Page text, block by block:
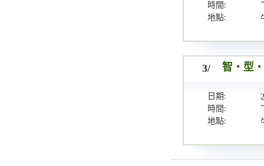
時間:
地點:
3/ 智・型
日期:
時間:
地點: